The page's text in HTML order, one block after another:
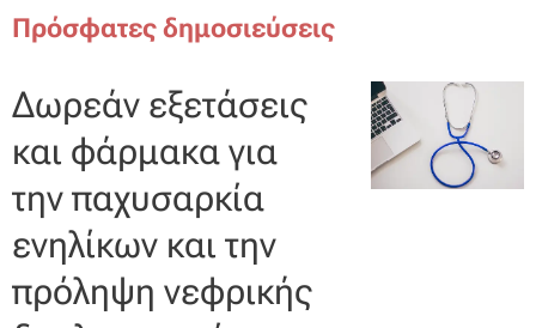
Πρόσφατες δημοσιεύσεις
Δωρεάν εξετάσεις
και φάρμακα για
την παχυσαρκία
ενηλίκων και την
πρόληψη νεφρικής